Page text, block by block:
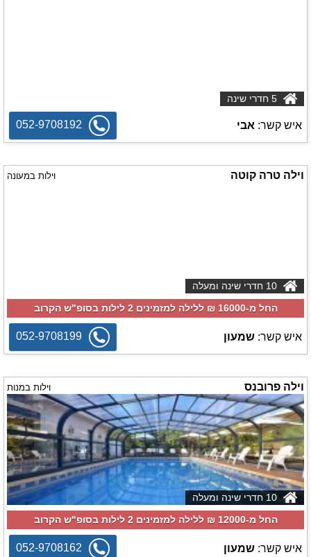
איש קשר: אבי 052-9708192
וילה טרה קוטה וילות במעונה
החל מ-‏16000 ₪ ללילה למזמינים 2 לילות בסופ"ש הקרוב
איש קשר: שמעון 052-9708199
וילה פרובנס וילות במנות
10 חדרי שינה ומעלה
החל מ-‏12000 ₪ ללילה למזמינים 2 לילות בסופ"ש הקרוב
איש קשר: שמעון 052-9708162